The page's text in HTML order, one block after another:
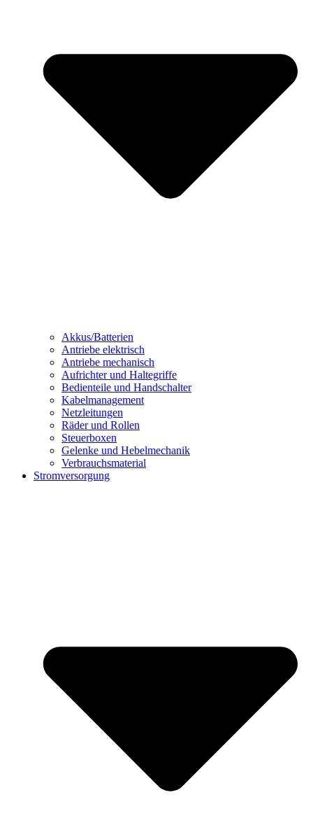
Akkus/Batterien
Antriebe elektrisch
Antriebe mechanisch
Aufrichter und Haltegriffe
Bedienteile und Handschalter
Kabelmanagement
Netzleitungen
Räder und Rollen
Steuerboxen
Gelenke und Hebelmechanik
Verbrauchsmaterial
Stromversorgung